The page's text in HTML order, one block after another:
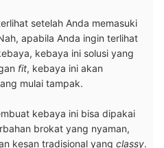
setelah Anda memasuki
apabila Anda ingin terlihat
kebaya ini solusi yang
fit, kebaya ini akan
mulai tampak.
kebaya ini bisa dipakai
brokat yang nyaman,
kesan tradisional yang classy.